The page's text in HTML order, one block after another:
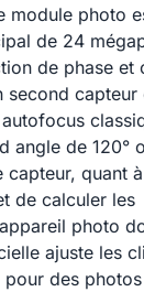
module photo
de 24
de phase et
second capteur
angle de 120°
quant
de calculer les
photo
ajuste les
des